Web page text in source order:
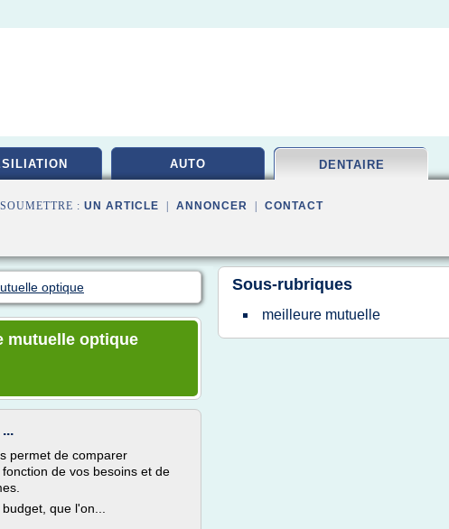
AUTO DENTAIRE
: UN ARTICLE ANNONCER CONTACT
optique
mutuelle optique
permet de comparer
de vos besoins et de
que l'on...
Sous-rubriques
meilleure mutuelle